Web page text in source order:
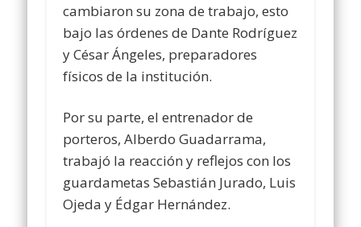
cambiaron su zona de trabajo, esto
bajo las órdenes de Dante Rodríguez
y César Ángeles, preparadores
físicos de la institución.
Por su parte, el entrenador de
porteros, Alberdo Guadarrama,
trabajó la reacción y reflejos con los
guardametas Sebastián Jurado, Luis
Ojeda y Édgar Hernández.